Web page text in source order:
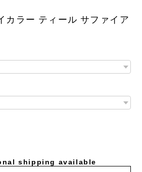
カラー ティール サファイア
shipping available